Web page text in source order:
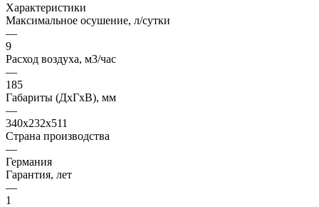
Характеристики
Максимальное осушение, л/сутки
—
9
Расход воздуха, м3/час
—
185
Габариты (ДxГxВ), мм
—
340x232x511
Страна производства
—
Германия
Гарантия, лет
—
1